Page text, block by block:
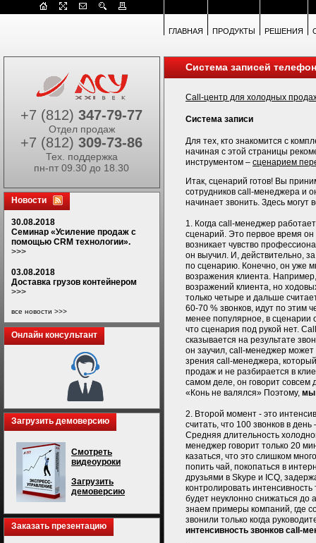
ГЛАВНАЯ ПРОДУКТЫ РЕШЕНИЯ
+7 (812)347-79-77
Отдел продаж
+7 (812)309-73-86
Тех. поддержка
пн-пт 09.30 до 18.30
Новости
30.08.2018
Семинар «Усиление продаж с
помощью CRM технологии».
>>>
03.08.2018
Доставка грузов контейнером
>>>
все новости >>>
Онлайн консультант
Загрузить демоверсию
Смотреть
видеоуроки
Загрузить
демоверсию
Заказать презентацию
Система записей
Call-центр для холодных
Система записи
Для тех, кто знакомится с
начиная с этой страницы
инструментом – сценарием
Итак, сценарий готов! Вы
сотрудников call-менеджера и
начинает звонить. Здесь могут
1. Когда call-менеджер
сценарий. Это первое время он
возникает чувство
он выучил. И, действительно,
по сценарию. Конечно, он уже
возражения клиента.
возражений клиента, но
только четыре и дальше
60-70 % звонков, идут по этим
менее популярное, в сценарии
что сценария под рукой нет.
сказывается на результате
он заучил, call-менеджер может
зрения call-менеджера,
продаж и не разбирается в
самом деле, он говорит совсем
«Конь не валялся» Поэтому, мы
2. Второй момент - это
считать, что 100 звонков в
Средняя длительность
менеджер говорит только 20
казаться, что это слишком
попить чай, покопаться в
друзьями в Skype и ICQ,
контролировать
будет неуклонно снижаться
знаем примеры компаний, где
звонили только когда
интенсивность звонков call-